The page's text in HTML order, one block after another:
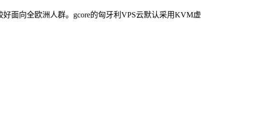
面向全欧洲人群。gcore的匈牙利VPS云默认采用KVM虚